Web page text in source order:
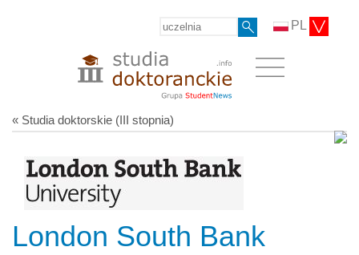
PL
« Studia doktorskie (III stopnia)
London South Bank